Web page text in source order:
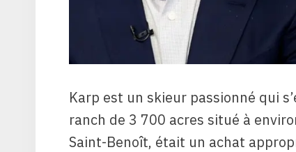
Karp est un skieur passionné qui
ranch de 3 700 acres situé à
Saint-Benoît, était un achat